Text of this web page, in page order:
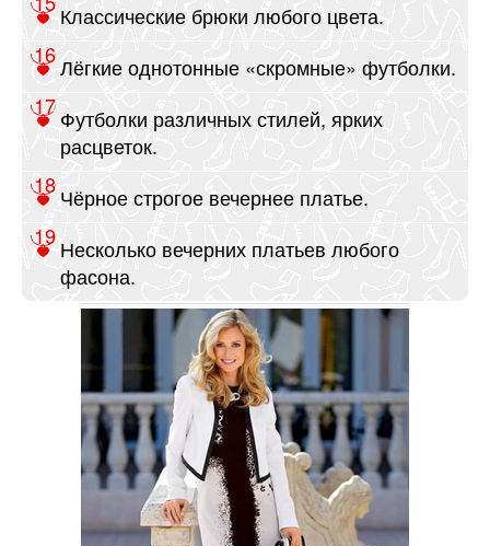
Классические брюки любого цвета.
Лёгкие однотонные «скромные» футболки.
Футболки различных стилей, ярких
расцветок.
Чёрное строгое вечернее платье.
Несколько вечерних платьев любого
фасона.